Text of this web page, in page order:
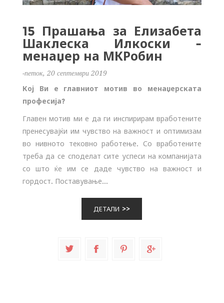
15 Прашања за Елизабета
Шаклеска Илкоски -
менаџер на МКРобин
-петок, 20 септември 2019
Кој Ви е главниот мотив во менаџерската
професија?
Главен мотив ми е да ги инспирирам вработените
пренесувајќи им чувство на важност и оптимизам
во нивното тековно работење. Со вработените
треба да се споделат сите успеси на компанијата
со што ќе им се даде чувство на важност и
гордост. Поставување...
ДЕТАЛИ